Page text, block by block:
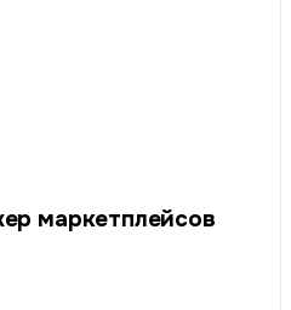
маркетплейсов